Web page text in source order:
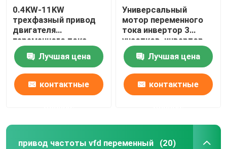
0.4KW-11KW
трехфазный привод
двигателя
переменного тока
инвертора серии IP20
KD100Лучшая цена
контактные
Универсальный
мотор переменного
тока инвертор 3
участков, инвертор
частоты одиночной
фазы 10ХПЛучшая цена
контактные
привод частоты vfd переменный (20)